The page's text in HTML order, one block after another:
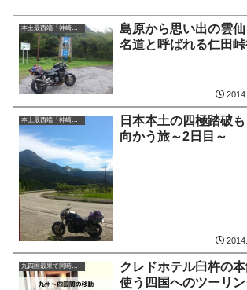
本土最西端「神崎鼻」
島原から思い出の雲
名道と呼ばれる仁田
日本本土の四極踏破
向かう旅～2日目～
九四国最果て同時制覇
クレドホテル臼杵の
使う四国へのツーリ